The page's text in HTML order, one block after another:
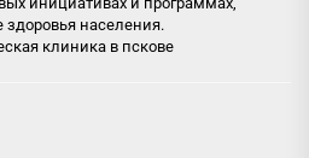
населения.
клиника в пскове